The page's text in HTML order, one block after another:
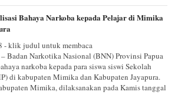
Bahaya Narkoba kepada Pelajar di Mimika
- klik judul untuk membaca
– Badan Narkotika Nasional (BNN) Provinsi Papua
narkoba kepada para siswa siswi Sekolah
di kabupaten Mimika dan Kabupaten Jayapura.
Mimika, dilaksanakan pada Kamis tanggal